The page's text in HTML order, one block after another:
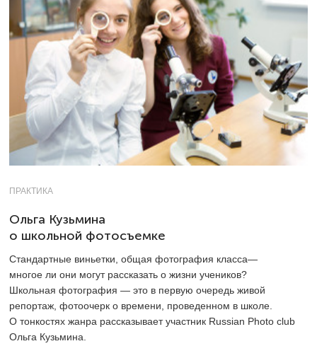
ПРАКТИКА
Ольга Кузьмина
о школьной фотосъемке
Стандартные виньетки, общая фотография класса—
многое ли они могут рассказать о жизни учеников?
Школьная фотография — это в первую очередь живой
репортаж, фотоочерк о времени, проведенном в школе.
О тонкостях жанра рассказывает участник Russian Photo club
Ольга Кузьмина.